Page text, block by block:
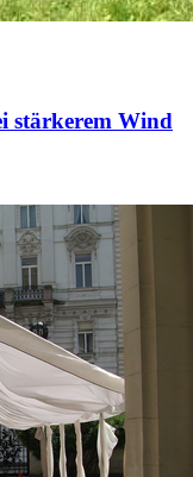
stärkerem Wind